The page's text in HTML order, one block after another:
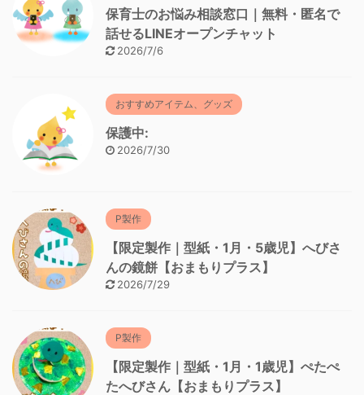
保育士のお悩み相談窓口｜無料・匿名で
話せるLINEオープンチャット
2026/7/6
おすすめアイテム、グッズ
保護中:
2026/7/30
P製作
【限定製作｜型紙・1月・5歳児】へびさ
んの鏡餅【おまもりプラス】
2026/7/29
P製作
【限定製作｜型紙・1月・1歳児】ぺたぺ
たへびさん【おまもりプラス】